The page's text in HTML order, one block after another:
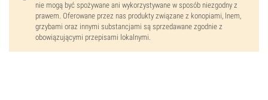
nie mogą być spożywane ani wykorzystywane w sposób niezgodny z
prawem. Oferowane przez nas produkty związane z konopiami, lnem,
grzybami oraz innymi substancjami są sprzedawane zgodnie z
obowiązującymi przepisami lokalnymi.